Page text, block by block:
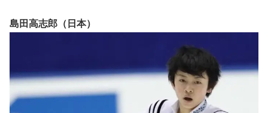
島田高志郎（日本）